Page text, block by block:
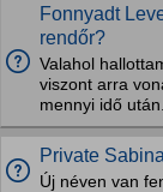
Fonnyadt
rendőr?
Valahol
viszont arra
mennyi idő után.
Private
Új néven van